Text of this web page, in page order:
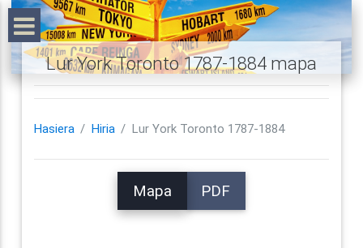
Lur York Toronto 1787-1884 mapa
Hasiera Hiria Lur York Toronto 1787-1884
Mapa PDF